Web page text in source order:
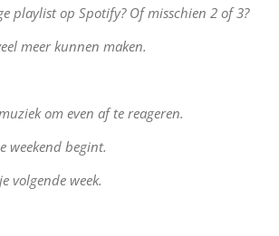
playlist op Spotify? Of misschien 2 of 3?
meer kunnen maken.
om even af te reageren.
weekend begint.
volgende week.